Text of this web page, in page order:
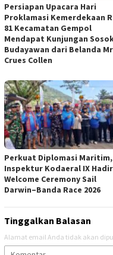
Persiapan Upacara Hari
Proklamasi Kemerdekaan
81 Kecamatan Gempol
Mendapat Kunjungan
Budayawan dari Belanda
Crues Collen
Perkuat Diplomasi Maritim,
Inspektur Kodaeral IX
Welcome Ceremony Sail
Darwin–Banda Race 2026
Tinggalkan Balasan
Alamat email Anda tidak akan